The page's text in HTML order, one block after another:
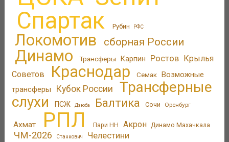
Спартак Рубин РФС
Локомотив сборная России
Динамо Трансферы Карпин Ростов
Крылья
Советов
Краснодар Семак Возможные
трансферы
Кубок России
Трансферные
слухи
ПСЖ Дзюба Балтика Сочи Оренбург
Ахмат РПЛ Пари НН Акрон Динамо Махачкала
ЧМ-2026 Станкович Челестини